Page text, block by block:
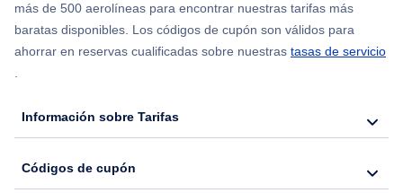
más de 500 aerolíneas para encontrar nuestras tarifas más
baratas disponibles. Los códigos de cupón son válidos para
ahorrar en reservas cualificadas sobre nuestras tasas de servicio
.
Información sobre Tarifas
Códigos de cupón